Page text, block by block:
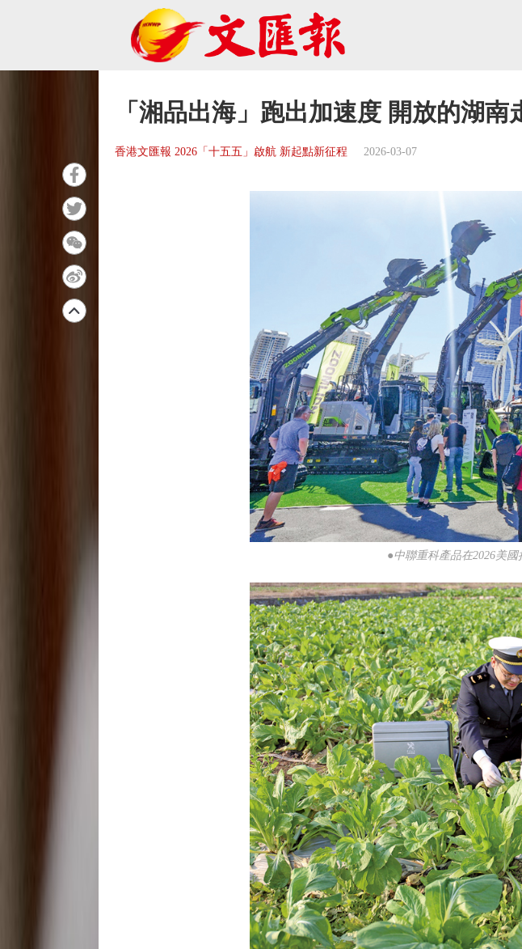
「湘品出海」跑出加速度 開放的湖南
香港文匯報 2026「十五五」啟航 新起點新征程 2026-03-07
●中聯重科產品在2026美